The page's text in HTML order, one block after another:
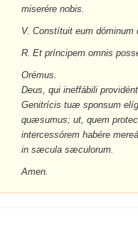
miserére nobis.
V. Constítuit eum
R. Et príncipem omnis
Orémus.
Deus, qui ineffábili
Genitrícis tuæ sponsum
quæsumus; ut, quem
intercessórem habére
in sæcula sæculorum.
Amen.